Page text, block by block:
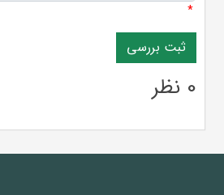
*
0 نظر